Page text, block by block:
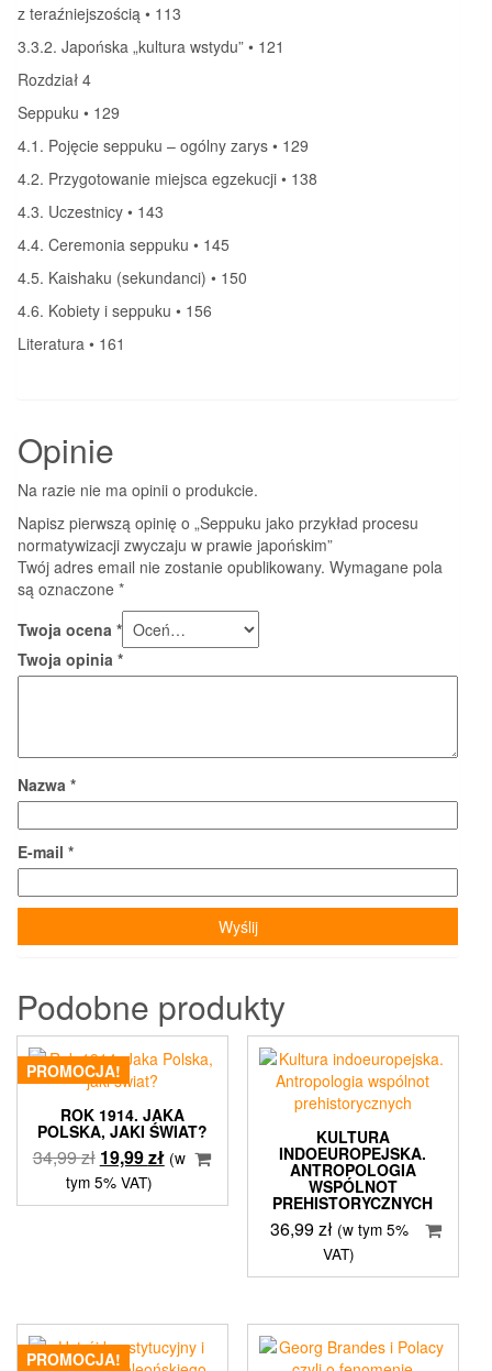
z teraźniejszością • 113
3.3.2. Japońska „kultura wstydu” • 121
Rozdział 4
Seppuku • 129
4.1. Pojęcie seppuku – ogólny zarys • 129
4.2. Przygotowanie miejsca egzekucji • 138
4.3. Uczestnicy • 143
4.4. Ceremonia seppuku • 145
4.5. Kaishaku (sekundanci) • 150
4.6. Kobiety i seppuku • 156
Literatura • 161
Opinie
Na razie nie ma opinii o produkcie.
Napisz pierwszą opinię o „Seppuku jako przykład procesu
normatywizacji zwyczaju w prawie japońskim”
Twój adres email nie zostanie opublikowany. Wymagane pola
są oznaczone *
Twoja ocena *
Twoja opinia *
Nazwa *
E-mail *
Podobne produkty
PROMOCJA!
ROK 1914. JAKA
POLSKA, JAKI ŚWIAT?
34,99zł Pierwotna
cena
wynosiła:
19,99złAktualna
wynosi:
(w
tym 5% VAT)
KULTURA
INDOEUROPEJSKA.
ANTROPOLOGIA
WSPÓLNOT
PREHISTORYCZNYCH
36,99zł (w tym 5%
VAT)
PROMOCJA!